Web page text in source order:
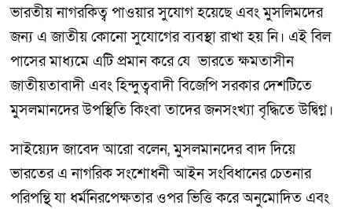
ভারতীয় নাগরকিত্ব পাওয়ার সুযোগ হয়েছে এবং মুসলিমদের
জন্য এ জাতীয় কোনো সুযোগের ব্যবস্থা রাখা হয় নি। এই বিল
পাসের মাধ্যমে এটি প্রমান করে যে ভারতে ক্ষমতাসীন
জাতীয়তাবাদী এবং হিন্দুত্ববাদী বিজেপি সরকার দেশটিতে
মুসলমানদের উপস্থিতি কিংবা তাদের জনসংখ্যা বৃদ্ধিতে উদ্বিগ্ন।
সাইয়্যেদ জাবেদ আরো বলেন, মুসলমানদের বাদ দিয়ে
ভারতের এ নাগরিক সংশোধনী আইন সংবিধানের চেতনার
পরিপন্থি যা ধর্মনিরপেক্ষতার ওপর ভিত্তি করে অনুমোদিত এবং